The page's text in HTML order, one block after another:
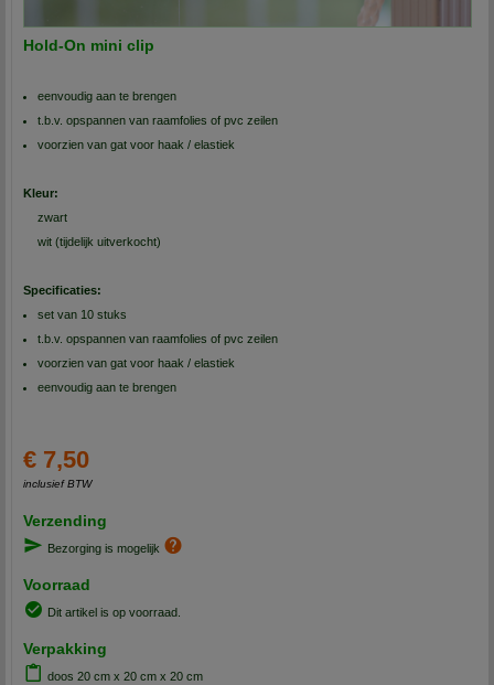
Hold-On mini clip
eenvoudig aan te brengen
t.b.v. opspannen van raamfolies of pvc zeilen
voorzien van gat voor haak / elastiek
Kleur:
zwart
wit (tijdelijk uitverkocht)
Specificaties:
set van 10 stuks
t.b.v. opspannen van raamfolies of pvc zeilen
voorzien van gat voor haak / elastiek
eenvoudig aan te brengen
€ 7,50
inclusief BTW
Verzending
Bezorging is mogelijk
Voorraad
Dit artikel is op voorraad.
Verpakking
doos 20 cm x 20 cm x 20 cm